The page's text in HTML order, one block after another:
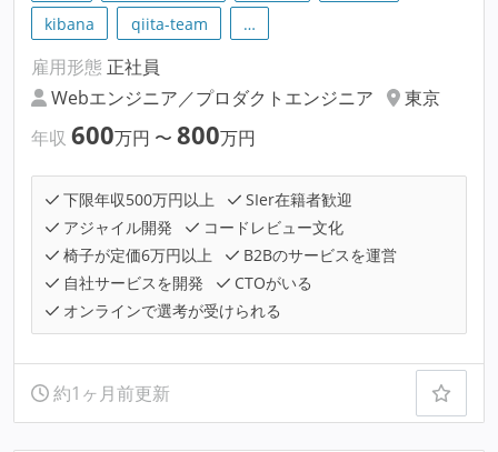
kibana qiita-team …
雇用形態 正社員
Webエンジニア／プロダクトエンジニア
東京
年収 600万円 〜 800万円
下限年収500万円以上
SIer在籍者歓迎
アジャイル開発
コードレビュー文化
椅子が定価6万円以上
B2Bのサービスを運営
自社サービスを開発
CTOがいる
オンラインで選考が受けられる
約1ヶ月前更新